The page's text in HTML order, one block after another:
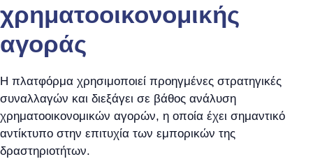
χρηματοοικονομικής
αγοράς
Η πλατφόρμα χρησιμοποιεί προηγμένες στρατηγικές
συναλλαγών και διεξάγει σε βάθος ανάλυση
χρηματοοικονομικών αγορών, η οποία έχει σημαντικό
αντίκτυπο στην επιτυχία των εμπορικών της
δραστηριοτήτων.